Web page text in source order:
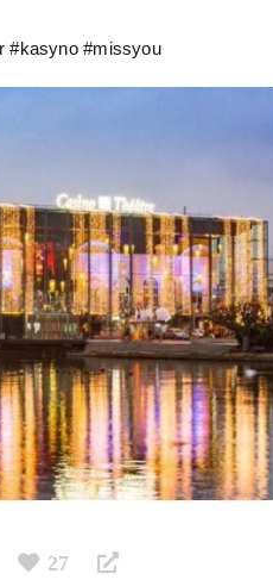
#kasyno #missyou
27